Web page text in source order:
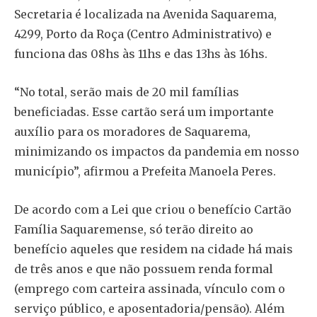
Secretaria é localizada na Avenida Saquarema,
4299, Porto da Roça (Centro Administrativo) e
funciona das 08hs às 11hs e das 13hs às 16hs.
“No total, serão mais de 20 mil famílias
beneficiadas. Esse cartão será um importante
auxílio para os moradores de Saquarema,
minimizando os impactos da pandemia em nosso
município”, afirmou a Prefeita Manoela Peres.
De acordo com a Lei que criou o benefício Cartão
Família Saquaremense, só terão direito ao
benefício aqueles que residem na cidade há mais
de três anos e que não possuem renda formal
(emprego com carteira assinada, vínculo com o
serviço público, e aposentadoria/pensão). Além